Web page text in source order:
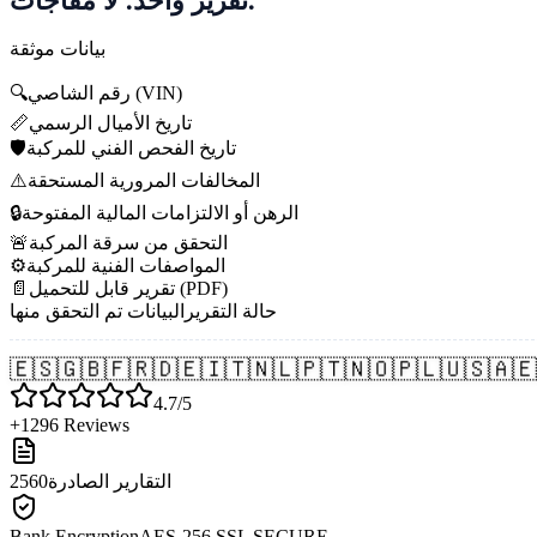
بيانات موثقة
🔍
رقم الشاصي (VIN)
📏تاريخ الأميال الرسمي
🛡️تاريخ الفحص الفني للمركبة
⚠️المخالفات المرورية المستحقة
🔒الرهن أو الالتزامات المالية المفتوحة
🚨التحقق من سرقة المركبة
⚙️المواصفات الفنية للمركبة
📄
تقرير قابل للتحميل (PDF)
حالة التقرير البيانات تم التحقق منها
🇪🇸🇬🇧🇫🇷🇩🇪🇮🇹🇳🇱🇵🇹🇳🇴🇵🇱🇺🇸🇦🇪
4.7/5
+1296 Reviews
2560التقارير الصادرة